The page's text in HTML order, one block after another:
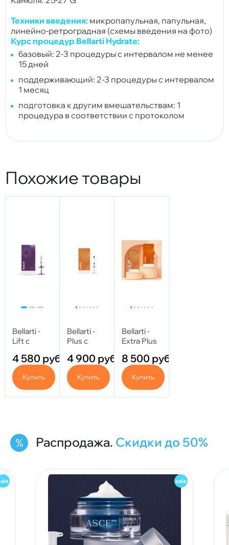
Техники введения: микропапульная, папульная,
линейно-ретроградная (схемы введения на фото)
Курс процедур Bellarti Hydrate:
базовый: 2-3 процедуры с интервалом не менее
15 дней
поддерживающий: 2-3 процедуры с интервалом
1 месяц
подготовка к другим вмешательствам: 1
процедура в соответствии с протоколом
Похожие товары
Bellarti -
Lift с
1мл
4 580 руб.
Купить
Bellarti -
Plus с
1,0 мл
4 900 руб.
Купить
Bellarti -
Extra Plus
Трегалозой
2,0 мл
8 500 руб.
Купить
Распродажа. Скидки до 50%